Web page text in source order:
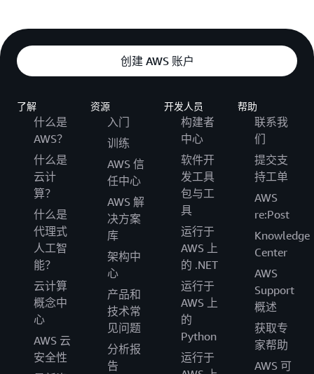
创建 AWS 账户
了解
什么是
AWS？
什么是
云计
算？
什么是
代理式
人工智
能？
云计算
概念中
心
AWS 云
安全性
资源
入门
训练
AWS 信
任中心
AWS 解
决方案
库
架构中
心
产品和
技术常
见问题
分析报
告
开发人员
构建者
中心
软件开
发工具
包与工
具
运行于
AWS 上
的 .NET
运行于
AWS 上
的
Python
运行于
帮助
联系我
们
提交支
持工单
AWS
re:Post
Knowledge
Center
AWS
Support
概述
获取专
家帮助
AWS 可